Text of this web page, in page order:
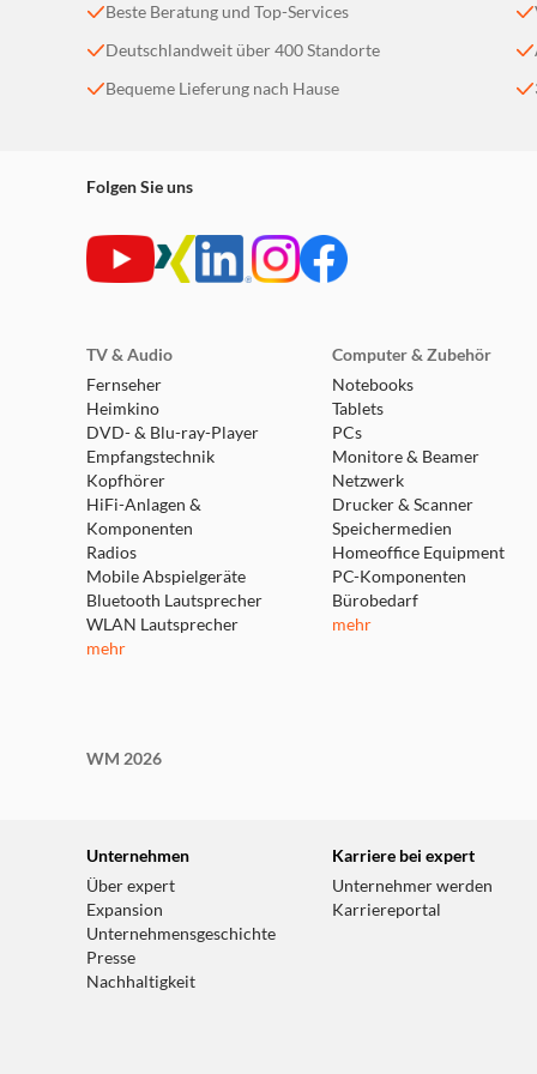
Beste Beratung und Top-Services
Deutschlandweit über 400 Standorte
Bequeme Lieferung nach Hause
Folgen Sie uns
TV & Audio
Fernseher
Heimkino
DVD- & Blu-ray-Player
Empfangstechnik
Kopfhörer
HiFi-Anlagen &
Komponenten
Radios
Mobile Abspielgeräte
Bluetooth Lautsprecher
WLAN Lautsprecher
mehr
Computer & Zubehör
Notebooks
Tablets
PCs
Monitore & Beamer
Netzwerk
Drucker & Scanner
Speichermedien
Homeoffice Equipment
PC-Komponenten
Bürobedarf
mehr
WM 2026
Unternehmen
Über expert
Expansion
Unternehmensgeschichte
Presse
Nachhaltigkeit
Karriere bei expert
Unternehmer werden
Karriereportal